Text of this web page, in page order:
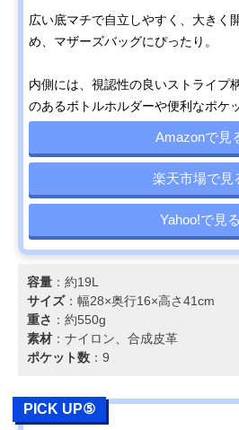
広い底マチで自立しやすく、大きく
め、マザーズバッグにぴったり。
内側には、視認性の良いストライプ
のあるボトルホルダーや便利なポケ
Amazonで見
楽天市場で見
Yahoo!で見る
容量 ：約19L
サイズ：幅28×奥行16×高さ41cm
重さ ：約550g
素材 ：ナイロン、合成皮革
ポケット数 ：9
PICK UP⑤